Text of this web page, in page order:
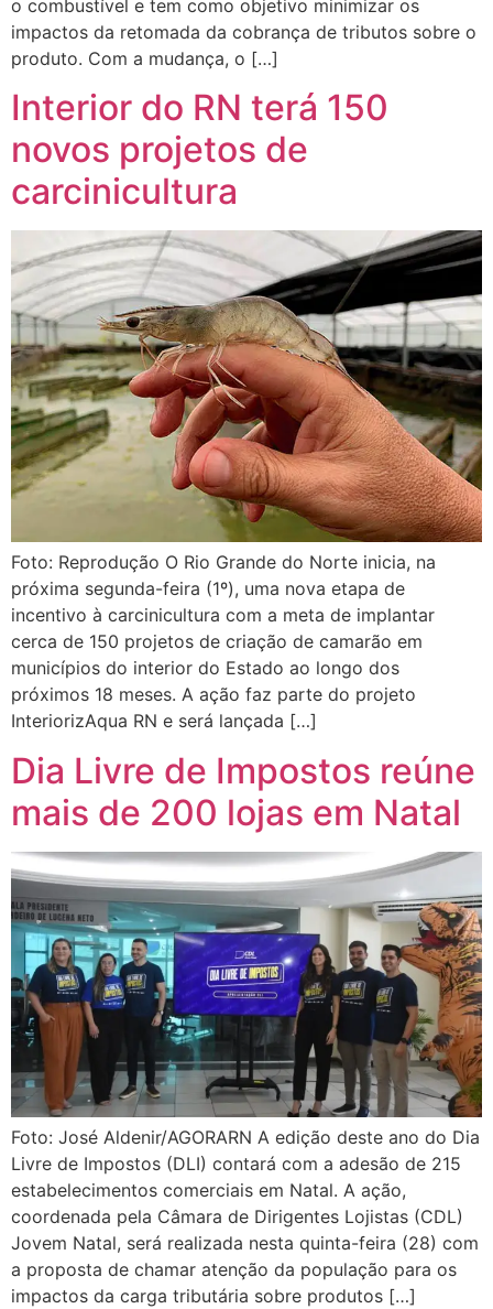
o combustível e tem como objetivo minimizar os
impactos da retomada da cobrança de tributos sobre o
produto. Com a mudança, o […]
Interior do RN terá 150
novos projetos de
carcinicultura
Foto: Reprodução O Rio Grande do Norte inicia, na
próxima segunda-feira (1º), uma nova etapa de
incentivo à carcinicultura com a meta de implantar
cerca de 150 projetos de criação de camarão em
municípios do interior do Estado ao longo dos
próximos 18 meses. A ação faz parte do projeto
InteriorizAqua RN e será lançada […]
Dia Livre de Impostos reúne
mais de 200 lojas em Natal
Foto: José Aldenir/AGORARN A edição deste ano do Dia
Livre de Impostos (DLI) contará com a adesão de 215
estabelecimentos comerciais em Natal. A ação,
coordenada pela Câmara de Dirigentes Lojistas (CDL)
Jovem Natal, será realizada nesta quinta-feira (28) com
a proposta de chamar atenção da população para os
impactos da carga tributária sobre produtos […]